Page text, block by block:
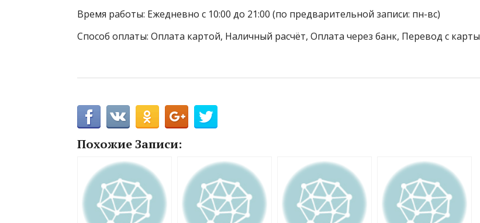
Время работы: Ежедневно с 10:00 до 21:00 (по предварительной записи: пн-вс)
Способ оплаты: Оплата картой, Наличный расчёт, Оплата через банк, Перевод с карты
Похожие Записи: